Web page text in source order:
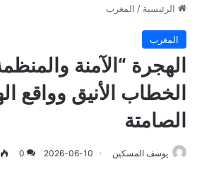
الرئيسية / المغرب
المغرب
الهجرة “الآمنة
الخطاب الأنيق وواقع
الصامتة
يوسف المسكين 2026-06-10
0